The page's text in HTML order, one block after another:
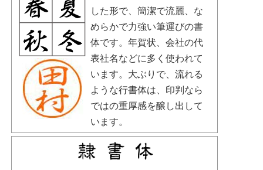
した形で、簡潔で流麗、な
めらかで力強い筆運びの書
体です。年賀状、会社の代
表社名などに多く使われて
います。大ぶりで、流れる
ような行書体は、印判なら
ではの重厚感を醸し出して
います。